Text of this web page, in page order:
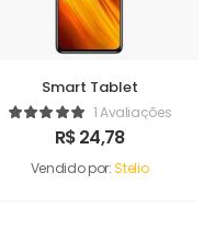
Smart Tablet
1 Avaliações
R$24,78
Vendido por:Stelio